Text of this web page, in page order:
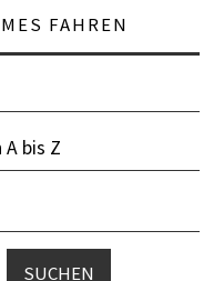
FAHREN
A bis Z
SUCHEN